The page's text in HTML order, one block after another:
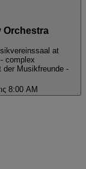
Orchestra
at
complex
Musikfreunde -
8:00 AM